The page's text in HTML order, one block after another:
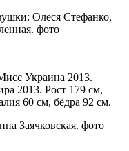
Украина 2013.
2013. Рост 179 см,
60 см, бёдра 92 см.